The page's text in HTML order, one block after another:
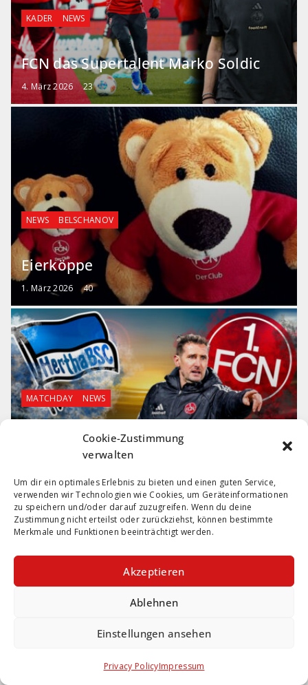
Cookie-Zustimmung
verwalten
Um dir ein optimales Erlebnis zu bieten und einen guten Service,
verwenden wir Technologien wie Cookies, um Geräteinformationen
zu speichern und/oder darauf zuzugreifen. Wenn du deine
Zustimmung nicht erteilst oder zurückziehst, können bestimmte
Merkmale und Funktionen beeinträchtigt werden.
Akzeptieren
Ablehnen
Einstellungen ansehen
Privacy PolicyImpressum
KADER NEWS
FCN das Supertalent Marko Soldic
4. März 2026 23
NEWS BELSCHANOV
Eierköppe
1. März 2026 40
MATCHDAY NEWS
FCN die Hinspiel Niederlage nagt
28. Februar 2026 132
Schlitten fahren